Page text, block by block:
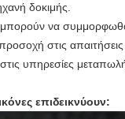
δοκιμής.
να
στις
υπηρεσίες
επιδεικνύουν: